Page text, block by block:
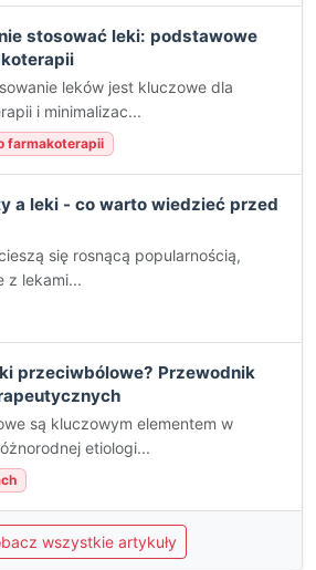
stosować leki: podstawowe
leków jest kluczowe dla
i minimalizac...
farmakoterapii
a leki - co warto wiedzieć przed
się rosnącą popularnością,
z lekami...
przeciwbólowe? Przewodnik
są kluczowym elementem w
etiologi...
wszystkie artykuły